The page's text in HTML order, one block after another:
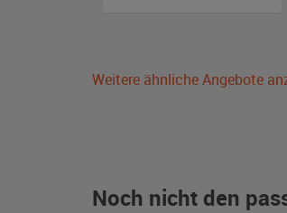
Weitere ähnliche Angebote
Noch nicht den